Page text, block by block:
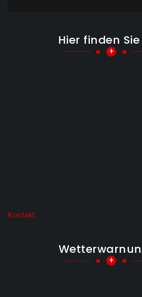
Hier finden
+
Kontakt
+